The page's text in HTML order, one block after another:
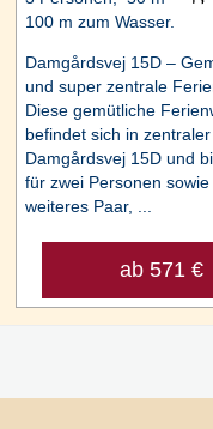
100 m zum Wasser.
Damgårdsvej 15D –
und super zentrale
Diese gemütliche
befindet sich in
Damgårdsvej 15D und
für zwei Personen sowie
weiteres Paar, ...
ab 571 €